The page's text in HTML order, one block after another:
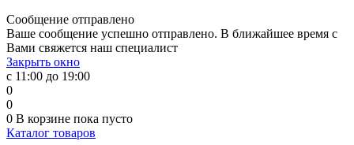
Сообщение отправлено
Ваше сообщение успешно отправлено. В ближайшее время с
Вами свяжется наш специалист
Закрыть окно
с 11:00 до 19:00
0
0
0 В корзине пока пусто
Каталог товаров